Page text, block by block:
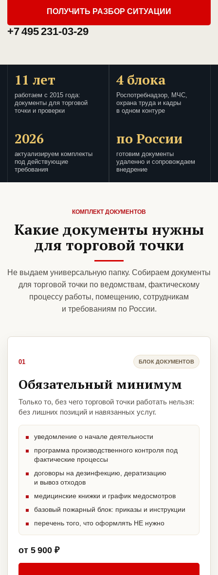
ПОЛУЧИТЬ РАЗБОР СИТУАЦИИ
+7 495 231-03-29
11 лет
работаем с 2015 года:
документы для торговой
точки и проверки
4 блока
Роспотребнадзор, МЧС,
охрана труда и кадры
в одном контуре
2026
актуализируем комплекты
под действующие
требования
по России
готовим документы
удаленно и сопровождаем
внедрение
КОМПЛЕКТ ДОКУМЕНТОВ
Какие документы нужны
для торговой точки
Не выдаем универсальную папку. Собираем документы
для торговой точки по ведомствам, фактическому
процессу работы, помещению, сотрудникам
и требованиям по России.
01 БЛОК ДОКУМЕНТОВ
Обязательный минимум
Только то, без чего торговой точки работать нельзя:
без лишних позиций и навязанных услуг.
уведомление о начале деятельности
программа производственного контроля под
фактические процессы
договоры на дезинфекцию, дератизацию
и вывоз отходов
медицинские книжки и график медосмотров
базовый пожарный блок: приказы и инструкции
перечень того, что оформлять НЕ нужно
от 5 900 ₽